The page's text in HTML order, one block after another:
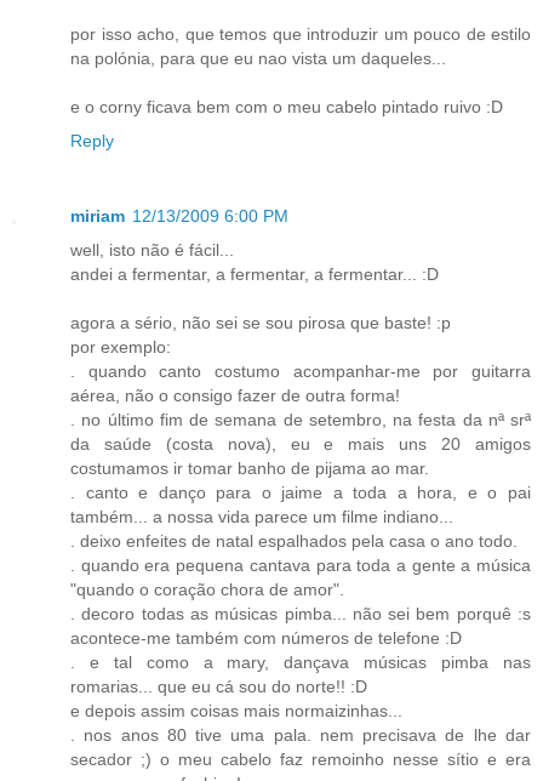
por isso acho, que temos que introduzir um pouco de estilo
na polónia, para que eu nao vista um daqueles...
e o corny ficava bem com o meu cabelo pintado ruivo :D
Reply
miriam 12/13/2009 6:00 PM
well, isto não é fácil...
andei a fermentar, a fermentar, a fermentar... :D
agora a sério, não sei se sou pirosa que baste! :p
por exemplo:
. quando canto costumo acompanhar-me por guitarra
aérea, não o consigo fazer de outra forma!
. no último fim de semana de setembro, na festa da nª srª
da saúde (costa nova), eu e mais uns 20 amigos
costumamos ir tomar banho de pijama ao mar.
. canto e danço para o jaime a toda a hora, e o pai
também... a nossa vida parece um filme indiano...
. deixo enfeites de natal espalhados pela casa o ano todo.
. quando era pequena cantava para toda a gente a música
"quando o coração chora de amor".
. decoro todas as músicas pimba... não sei bem porquê :s
acontece-me também com números de telefone :D
. e tal como a mary, dançava músicas pimba nas
romarias... que eu cá sou do norte!! :D
e depois assim coisas mais normaizinhas...
. nos anos 80 tive uma pala. nem precisava de lhe dar
secador ;) o meu cabelo faz remoinho nesse sítio e era